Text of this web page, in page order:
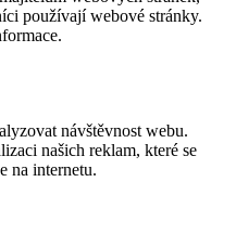
používají webové stránky.
návštěvnost webu.
našich reklam, které se
na internetu.